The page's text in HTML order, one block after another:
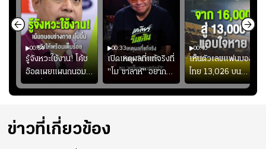
00:54
รู้จังหวะใช้งาน! โค้ช
อ๊อตเผยแผนถนอม
“บุ๋มบิ๋ม” เพื่อรักษา
ร่างกายให้พร้อมที่สุด
00:33
เปิดเหตุผลที่แท้จริงที่
"โม ซาลาห์" อยาก
ย้ายซบ "แทร็บซอนส
ปอร์"
00:40
เห็นตัวเลขแฟนบอล
ไทย 13,026 บน
สกอร์บอร์ดแล้วแอบ
ใจหาย น้อยกว่านัดที่
ข่าวที่เกี่ยวข้อง